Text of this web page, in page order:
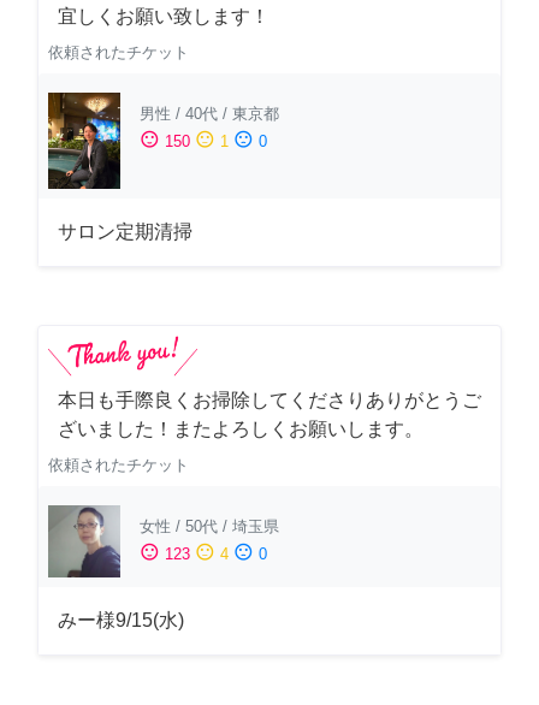
宜しくお願い致します！
依頼されたチケット
男性 / 40代 / 東京都
sentiment_satisfied 150 sentiment_neutral 1 sentiment_dissatisfied 0
サロン定期清掃
本日も手際良くお掃除してくださりありがとうご
ざいました！またよろしくお願いします。
依頼されたチケット
女性 / 50代 / 埼玉県
sentiment_satisfied 123 sentiment_neutral 4 sentiment_dissatisfied 0
みー様9/15(水)